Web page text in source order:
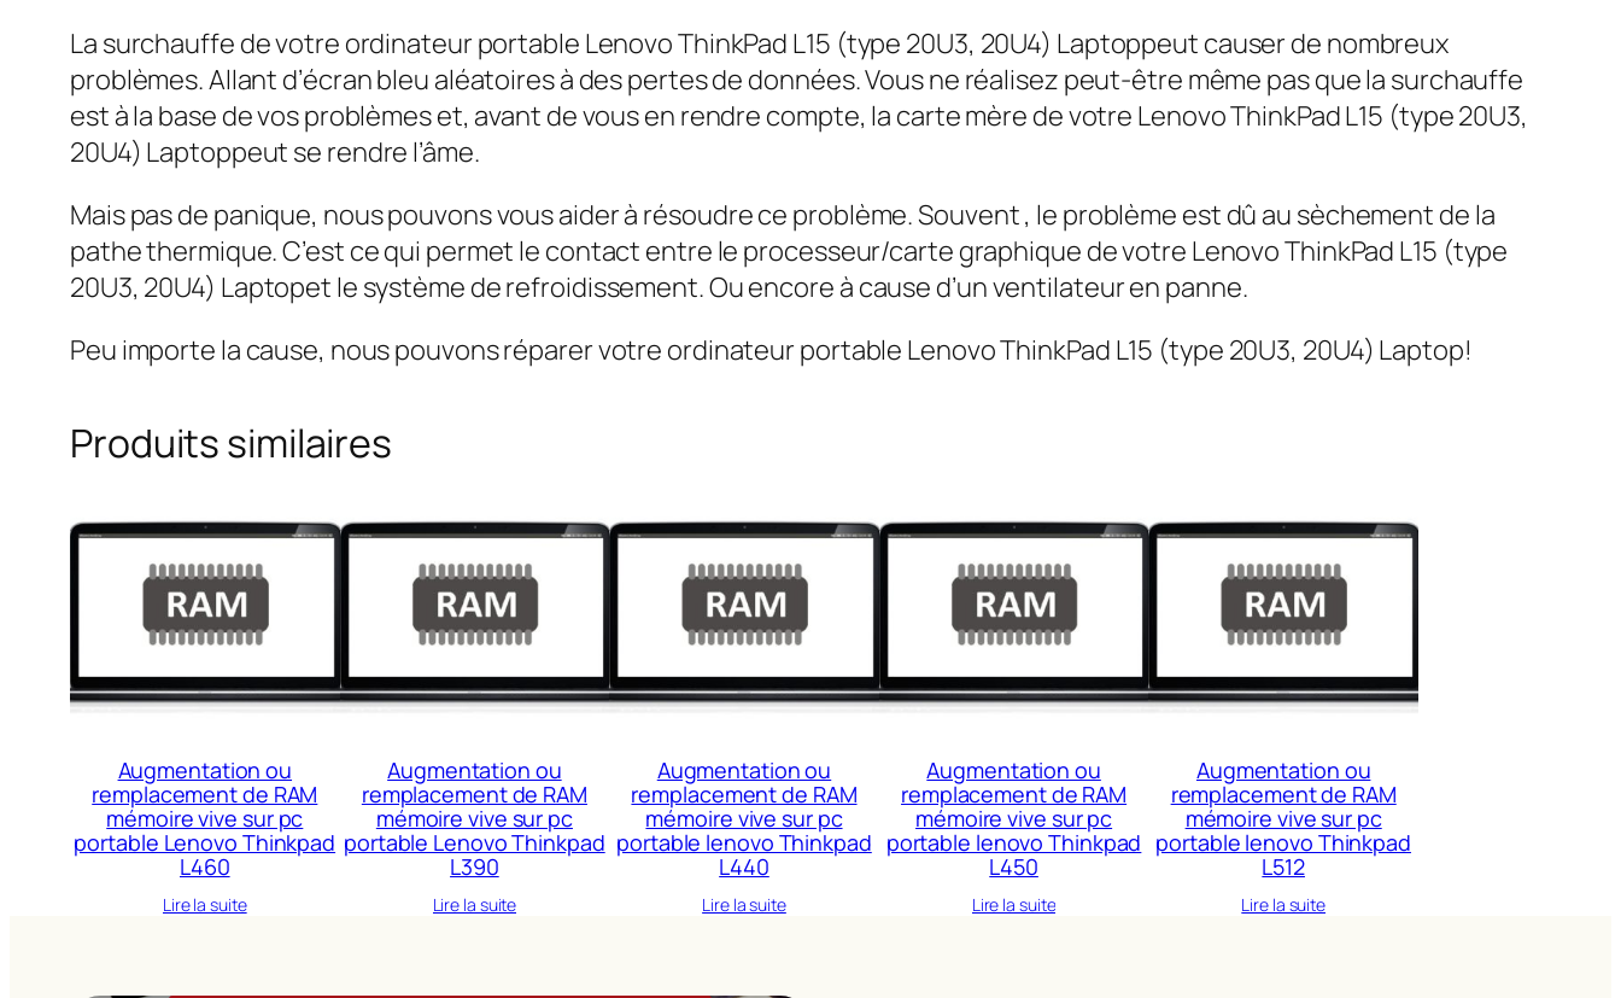
La surchauffe de votre ordinateur portable Lenovo ThinkPad L15 (type 20U3, 20U4) Laptoppeut causer de nombreux
problèmes. Allant d’écran bleu aléatoires à des pertes de données. Vous ne réalisez peut-être même pas que la surchauffe
est à la base de vos problèmes et, avant de vous en rendre compte, la carte mère de votre Lenovo ThinkPad L15 (type 20U3,
20U4) Laptoppeut se rendre l’âme.
Mais pas de panique, nous pouvons vous aider à résoudre ce problème. Souvent , le problème est dû au sèchement de la
pathe thermique. C’est ce qui permet le contact entre le processeur/carte graphique de votre Lenovo ThinkPad L15 (type
20U3, 20U4) Laptopet le système de refroidissement. Ou encore à cause d’un ventilateur en panne.
Peu importe la cause, nous pouvons réparer votre ordinateur portable Lenovo ThinkPad L15 (type 20U3, 20U4) Laptop!
Produits similaires
Augmentation ou
remplacement de RAM
mémoire vive sur pc
portable Lenovo Thinkpad
L460
Lire la suite
Augmentation ou
remplacement de RAM
mémoire vive sur pc
portable Lenovo Thinkpad
L390
Lire la suite
Augmentation ou
remplacement de RAM
mémoire vive sur pc
portable lenovo Thinkpad
L440
Lire la suite
Augmentation ou
remplacement de RAM
mémoire vive sur pc
portable lenovo Thinkpad
L450
Lire la suite
Augmentation ou
remplacement de RAM
mémoire vive sur pc
portable lenovo Thinkpad
L512
Lire la suite